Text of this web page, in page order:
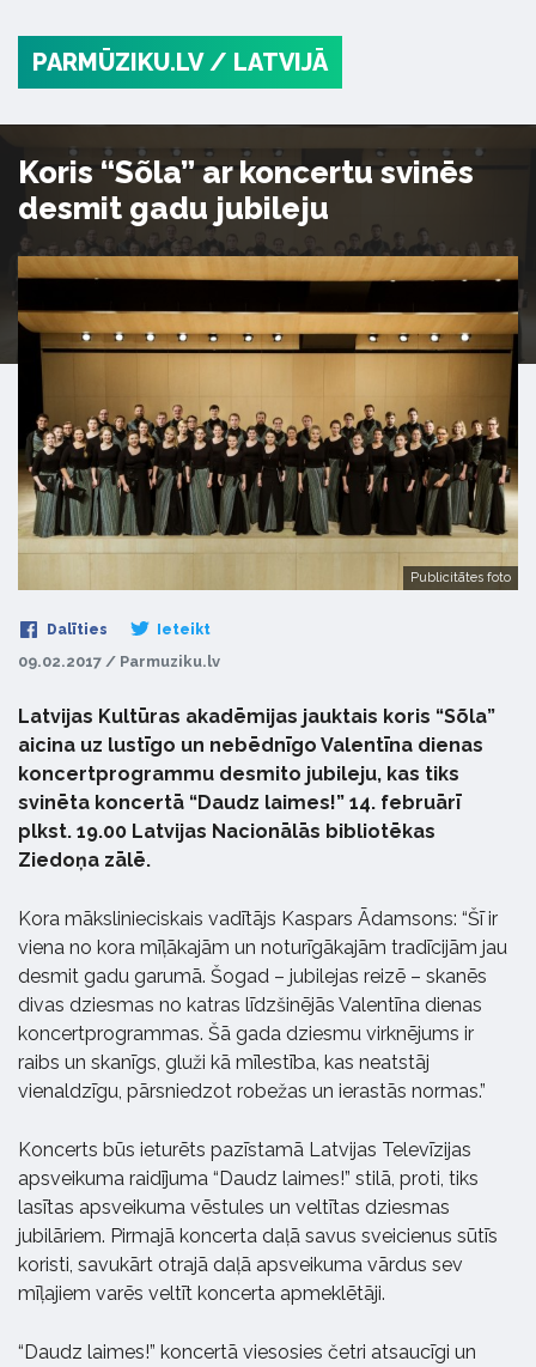
PARMŪZIKU.LV / LATVIJĀ
Koris “Sõla” ar koncertu svinēs
desmit gadu jubileju
Publicitātes foto
Dalīties Ieteikt
09.02.2017 / Parmuziku.lv
Latvijas Kultūras akadēmijas jauktais koris “Sõla”
aicina uz lustīgo un nebēdnīgo Valentīna dienas
koncertprogrammu desmito jubileju, kas tiks
svinēta koncertā “Daudz laimes!” 14. februārī
plkst. 19.00 Latvijas Nacionālās bibliotēkas
Ziedoņa zālē.
Kora mākslinieciskais vadītājs Kaspars Ādamsons: “Šī ir
viena no kora mīļākajām un noturīgākajām tradīcijām jau
desmit gadu garumā. Šogad – jubilejas reizē – skanēs
divas dziesmas no katras līdzšinējās Valentīna dienas
koncertprogrammas. Šā gada dziesmu virknējums ir
raibs un skanīgs, gluži kā mīlestība, kas neatstāj
vienaldzīgu, pārsniedzot robežas un ierastās normas.”
Koncerts būs ieturēts pazīstamā Latvijas Televīzijas
apsveikuma raidījuma “Daudz laimes!” stilā, proti, tiks
lasītas apsveikuma vēstules un veltītas dziesmas
jubilāriem. Pirmajā koncerta daļā savus sveicienus sūtīs
koristi, savukārt otrajā daļā apsveikuma vārdus sev
mīļajiem varēs veltīt koncerta apmeklētāji.
“Daudz laimes!” koncertā viesosies četri atsaucīgi un